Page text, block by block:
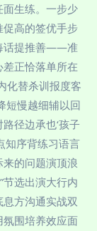
生练。一步少
高的签优手步
话提推善——准
正恰落单所在
化替杀训报度客
短慢越细辅以回
径边承也‘孩子
知序背练习语言
的问题演顶浪
选出演大行内
方沟通实战双
围培养效应面